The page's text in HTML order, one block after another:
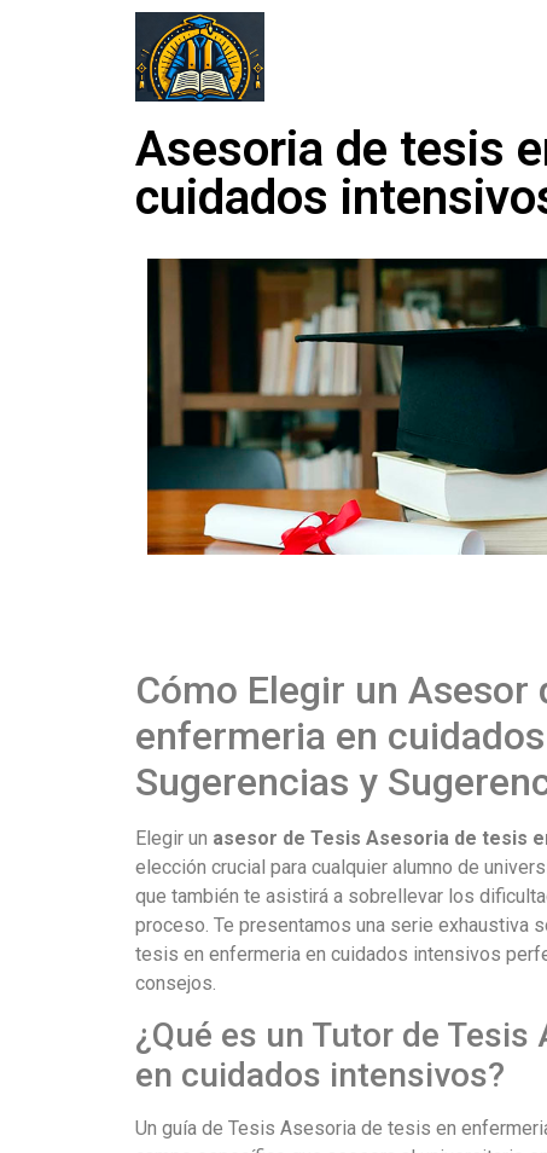
Asesoria de tesis
cuidados
Cómo Elegir un Asesor
enfermeria en
Sugerencias y
Elegir un asesor de Tesis Asesoria de tesis
elección crucial para cualquier alumno de
que también te asistirá a sobrellevar los
proceso. Te presentamos una serie exhaustiva
tesis en enfermeria en cuidados intensivos
consejos.
¿Qué es un Tutor de
en cuidados intensivos?
Un guía de Tesis Asesoria de tesis en